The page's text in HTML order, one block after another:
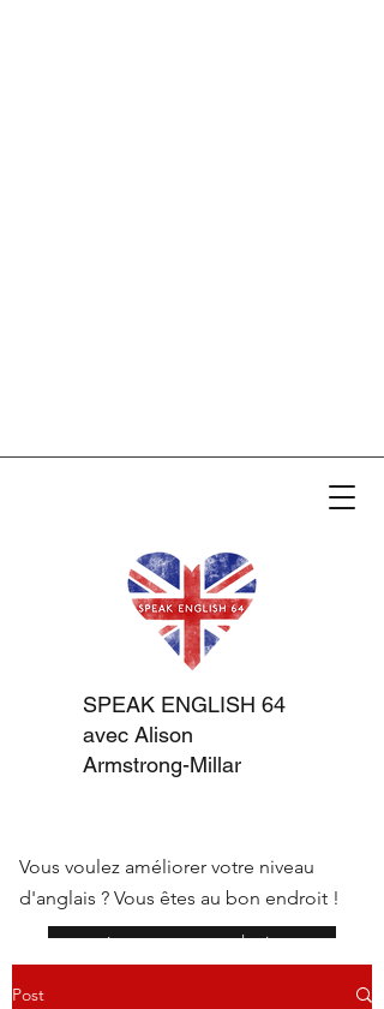
SPEAK ENGLISH 64
avec Alison
Armstrong-Millar
Vous voulez améliorer votre niveau
d'anglais ? Vous êtes au bon endroit !
réserver une consultation
Post